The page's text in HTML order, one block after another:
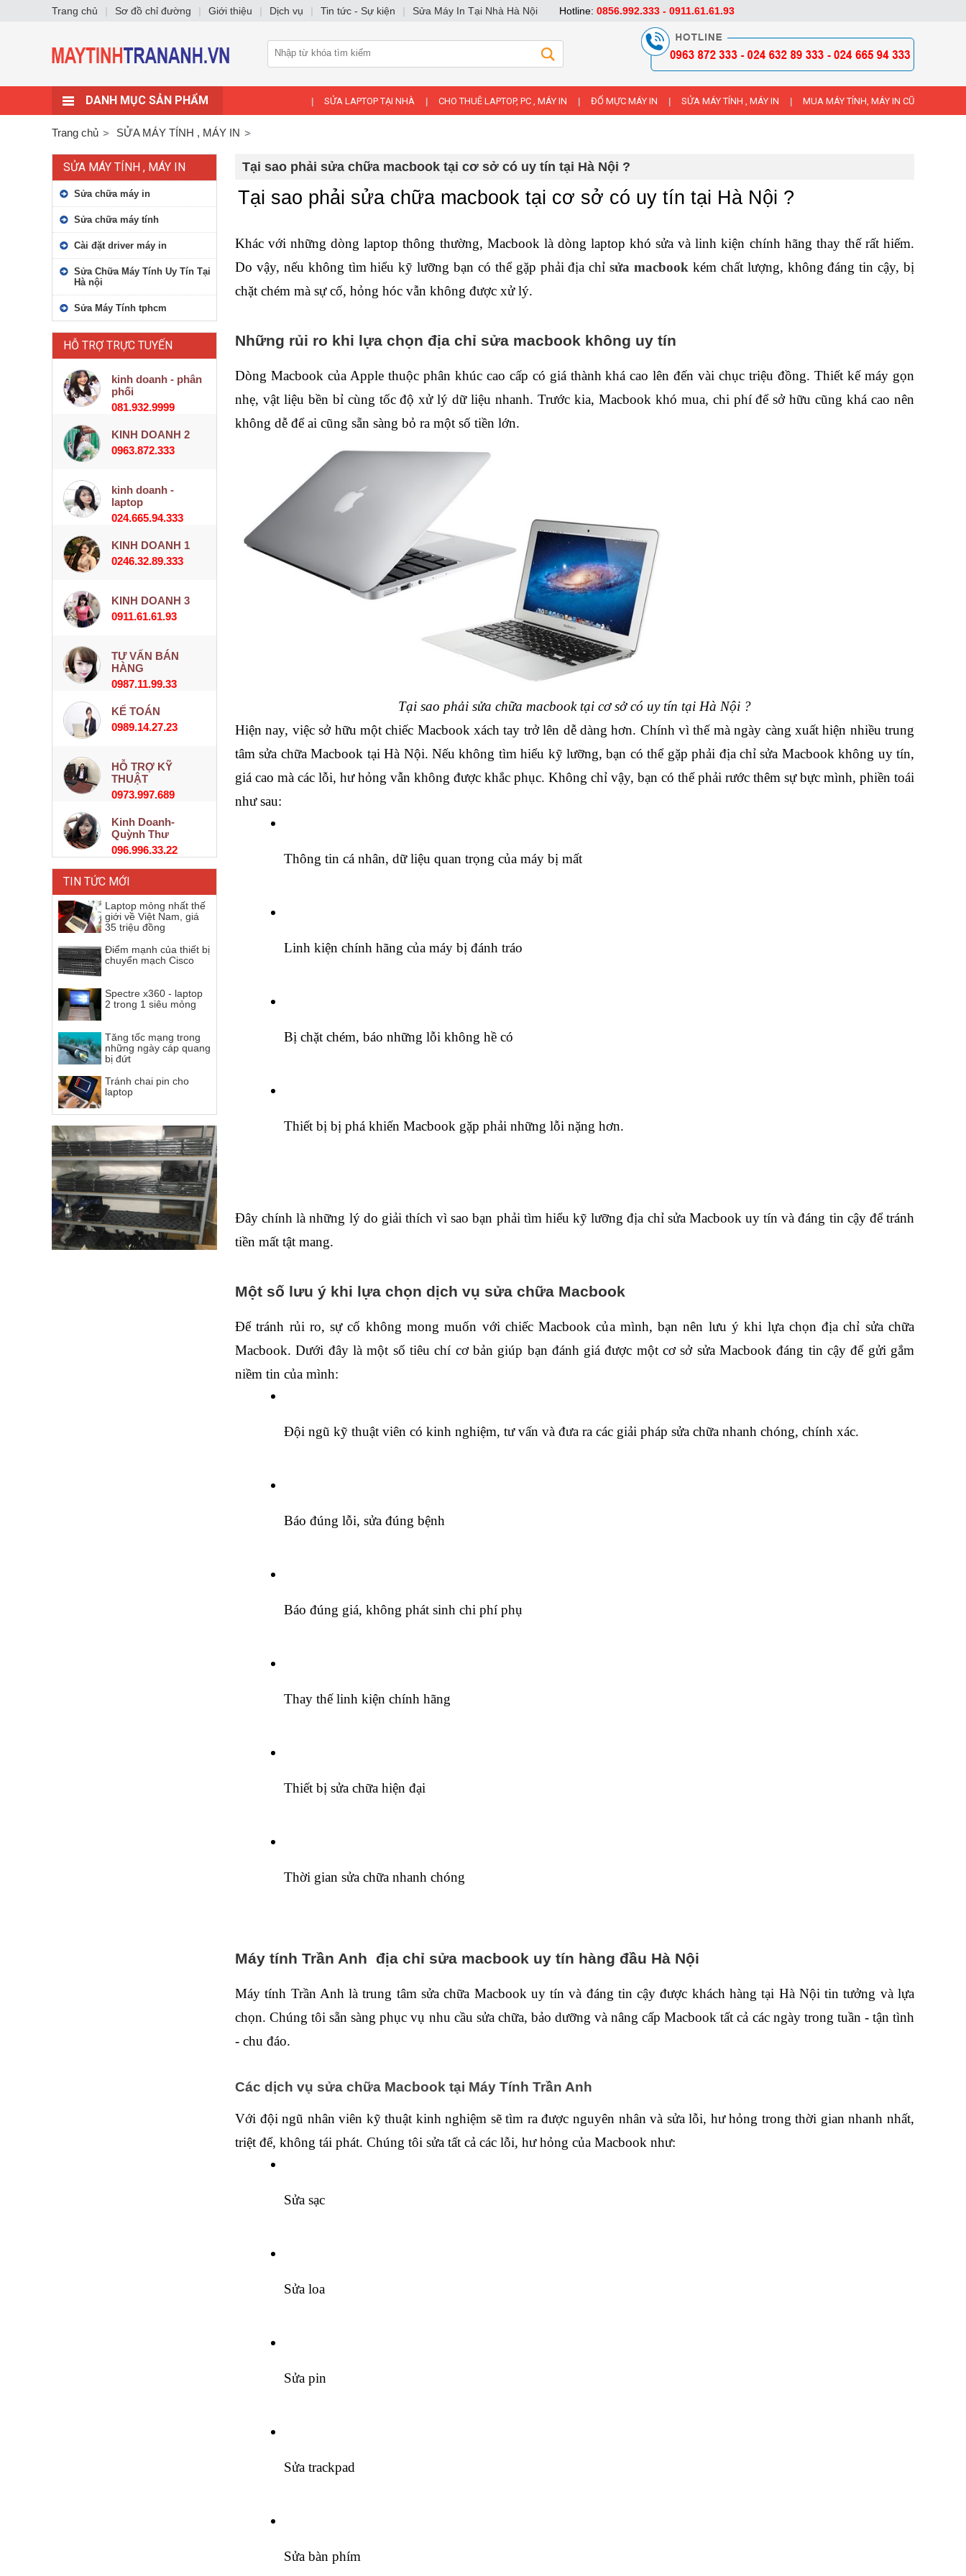
DANH MỤC SẢN PHẨM SỬA LAPTOP TẠI NHÀ CHO THUÊ LAPTOP, PC , MÁY IN ĐỔ MỰC MÁY IN SỬA MÁY TÍNH , MÁY IN MUA MÁY TÍNH, MÁY IN CŨ
Trang chủ SỬA MÁY TÍNH , MÁY IN
SỬA MÁY TÍNH , MÁY IN
Sửa chữa máy in
Sửa chữa máy tính
Cài đặt driver máy in
Sửa Chữa Máy Tính Uy Tín Tại
Hà nội
Sửa Máy Tính tphcm
HỖ TRỢ TRỰC TUYẾN
kinh doanh - phân
phối
081.932.9999
KINH DOANH 2
0963.872.333
kinh doanh -
laptop
024.665.94.333
KINH DOANH 1
0246.32.89.333
KINH DOANH 3
0911.61.61.93
TƯ VẤN BÁN
HÀNG
0987.11.99.33
KẾ TOÁN
0989.14.27.23
HỖ TRỢ KỸ
THUẬT
0973.997.689
Kinh Doanh-
Quỳnh Thư
096.996.33.22
TIN TỨC MỚI
Laptop mỏng nhất thế
giới về Việt Nam, giá
35 triệu đồng
Điểm mạnh của thiết bị
chuyển mạch Cisco
Spectre x360 - laptop
2 trong 1 siêu mỏng
Tăng tốc mạng trong
những ngày cáp quang
bị đứt
Tránh chai pin cho
laptop
Tại sao phải sửa chữa macbook tại cơ sở có uy tín tại Hà Nội ?
Tại sao phải sửa chữa macbook tại cơ sở có uy tín tại Hà Nội ?
Khác với những dòng laptop thông thường, Macbook là dòng laptop khó sửa và linh kiện chính hãng thay thế rất hiếm.
Do vậy, nếu không tìm hiểu kỹ lưỡng bạn có thể gặp phải địa chỉ sửa macbook kém chất lượng, không đáng tin cậy, bị
chặt chém mà sự cố, hỏng hóc vẫn không được xử lý.
Những rủi ro khi lựa chọn địa chỉ sửa macbook không uy tín
Dòng Macbook của Apple thuộc phân khúc cao cấp có giá thành khá cao lên đến vài chục triệu đồng. Thiết kế máy gọn
nhẹ, vật liệu bền bỉ cùng tốc độ xử lý dữ liệu nhanh. Trước kia, Macbook khó mua, chi phí để sở hữu cũng khá cao nên
không dễ để ai cũng sẵn sàng bỏ ra một số tiền lớn.
Tại sao phải sửa chữa macbook tại cơ sở có uy tín tại Hà Nội ?
Hiện nay, việc sở hữu một chiếc Macbook xách tay trở lên dễ dàng hơn. Chính vì thế mà ngày càng xuất hiện nhiều trung
tâm sửa chữa Macbook tại Hà Nội. Nếu không tìm hiểu kỹ lưỡng, bạn có thể gặp phải địa chỉ sửa Macbook không uy tín,
giá cao mà các lỗi, hư hỏng vẫn không được khắc phục. Không chỉ vậy, bạn có thể phải rước thêm sự bực mình, phiền toái
như sau:
Thông tin cá nhân, dữ liệu quan trọng của máy bị mất
Linh kiện chính hãng của máy bị đánh tráo
Bị chặt chém, báo những lỗi không hề có
Thiết bị bị phá khiến Macbook gặp phải những lỗi nặng hơn.
Đây chính là những lý do giải thích vì sao bạn phải tìm hiểu kỹ lưỡng địa chỉ sửa Macbook uy tín và đáng tin cậy để tránh
tiền mất tật mang.
Một số lưu ý khi lựa chọn dịch vụ sửa chữa Macbook
Để tránh rủi ro, sự cố không mong muốn với chiếc Macbook của mình, bạn nên lưu ý khi lựa chọn địa chỉ sửa chữa
Macbook. Dưới đây là một số tiêu chí cơ bản giúp bạn đánh giá được một cơ sở sửa Macbook đáng tin cậy để gửi gắm
niềm tin của mình:
Đội ngũ kỹ thuật viên có kinh nghiệm, tư vấn và đưa ra các giải pháp sửa chữa nhanh chóng, chính xác.
Báo đúng lỗi, sửa đúng bệnh
Báo đúng giá, không phát sinh chi phí phụ
Thay thế linh kiện chính hãng
Thiết bị sửa chữa hiện đại
Thời gian sửa chữa nhanh chóng
Máy tính Trần Anh  địa chỉ sửa macbook uy tín hàng đầu Hà Nội
Máy tính Trần Anh là trung tâm sửa chữa Macbook uy tín và đáng tin cậy được khách hàng tại Hà Nội tin tưởng và lựa
chọn. Chúng tôi sẵn sàng phục vụ nhu cầu sửa chữa, bảo dưỡng và nâng cấp Macbook tất cả các ngày trong tuần - tận tình
- chu đáo.
Các dịch vụ sửa chữa Macbook tại Máy Tính Trần Anh
Với đội ngũ nhân viên kỹ thuật kinh nghiệm sẽ tìm ra được nguyên nhân và sửa lỗi, hư hỏng trong thời gian nhanh nhất,
triệt để, không tái phát. Chúng tôi sửa tất cả các lỗi, hư hỏng của Macbook như:
Sửa sạc
Sửa loa
Sửa pin
Sửa trackpad
Sửa bàn phím
Trang chủ | Sơ đồ chỉ đường | Giới thiệu | Dịch vụ | Tin tức - Sự kiện | Sửa Máy In Tại Nhà Hà Nội Hotline: 0856.992.333 - 0911.61.61.93